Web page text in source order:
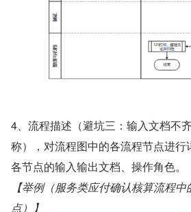
4、流程描述（避坑三：输入文档不
称），对流程图中的各流程节点进
各节点的输入输出文档、操作角色。
【举例（服务类应付确认核算流程
点）】